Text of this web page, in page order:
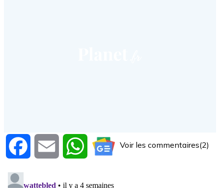
Facebook Email WhatsAppVoir les commentaires(2)